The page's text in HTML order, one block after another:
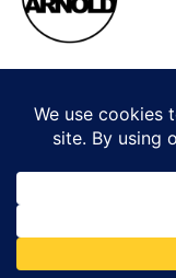
Stolz
WordPress